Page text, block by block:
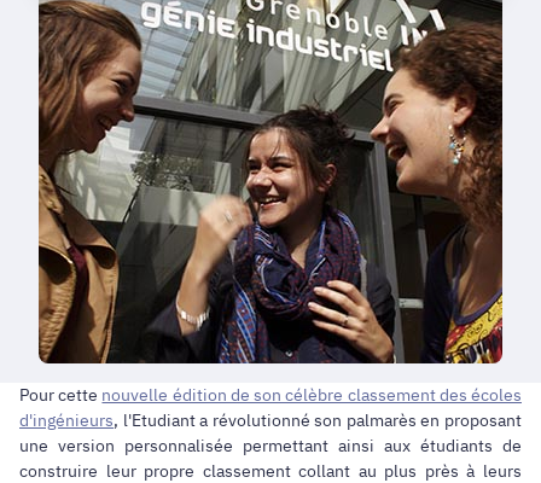
Pour cette nouvelle édition de son célèbre classement des écoles
d'ingénieurs, l'Etudiant a révolutionné son palmarès en proposant
une version personnalisée permettant ainsi aux étudiants de
construire leur propre classement collant au plus près à leurs